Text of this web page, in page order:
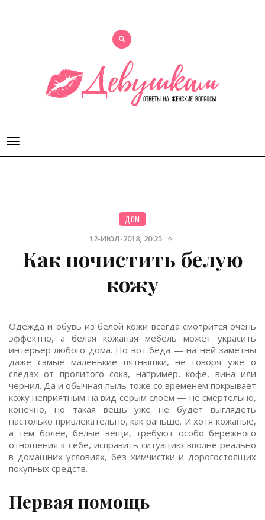
Открыть
меню
ДОМ
12-ИЮЛ-2018, 20:25
Как почистить белую
кожу
Одежда и обувь из белой кожи всегда смотрится очень
эффектно, а белая кожаная мебель может украсить
интерьер любого дома. Но вот беда — на ней заметны
даже самые маленькие пятнышки, не говоря уже о
следах от пролитого сока, например, кофе, вина или
чернил. Да и обычная пыль тоже со временем покрывает
кожу неприятным на вид серым слоем — не смертельно,
конечно, но такая вещь уже не будет выглядеть
настолько привлекательно, как раньше. И хотя кожаные,
а тем более, белые вещи, требуют особо бережного
отношения к себе, исправить ситуацию вполне реально
в домашних условиях, без химчистки и дорогостоящих
покупных средств.
Первая помощь